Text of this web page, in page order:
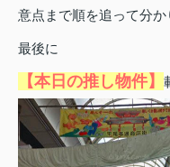
意点まで順を追って分か
最後に
【本日の推し物件】